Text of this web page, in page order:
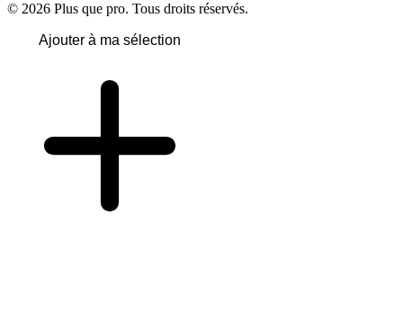
© 2026 Plus que pro. Tous droits réservés.
Ajouter à ma sélection